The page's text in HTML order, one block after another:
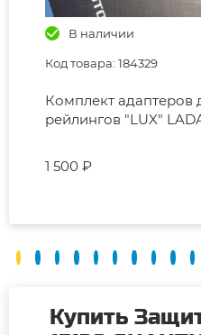
В наличии
Код товара: 184329
Комплект адаптеров
рейлингов "LUX"
1 500 ₽
Купить